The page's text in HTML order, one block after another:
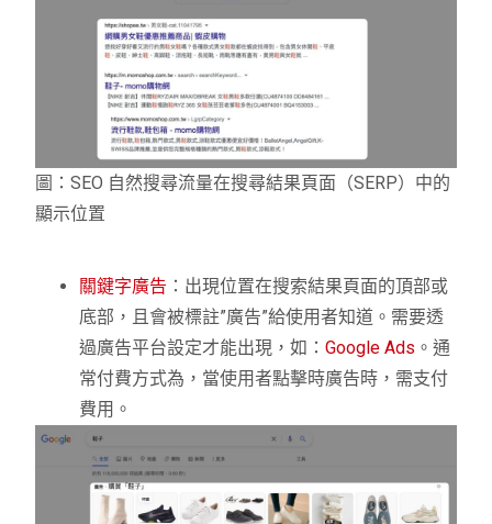
圖：SEO 自然搜尋流量在搜尋結果頁面（SERP）中的
顯示位置
關鍵字廣告 ：出現位置在搜索結果頁面的頂部或
底部，且會被標註”廣告”給使用者知道。需要透
過廣告平台設定才能出現，如：Google Ads 。通
常付費方式為，當使用者點擊時廣告時，需支付
費用。